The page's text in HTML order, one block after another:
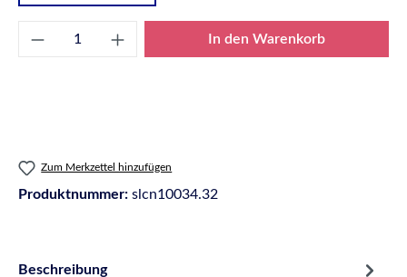
Produkt Anzahl: Gib den gewünschten
In den Warenkorb
Zum Merkzettel hinzufügen
Produktnummer: slcn10034.32
Beschreibung